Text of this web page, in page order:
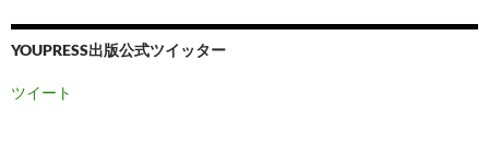
YOUPRESS出版公式ツイッター
ツイート